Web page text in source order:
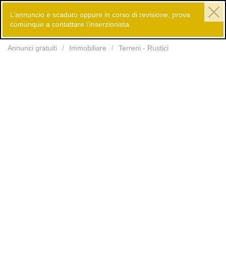
Annunci gratuiti Immobiliare Terreni - Rustici
L’annuncio è scaduto oppure in corso di revisione, prova
comunque a contattare l’inserzionista.